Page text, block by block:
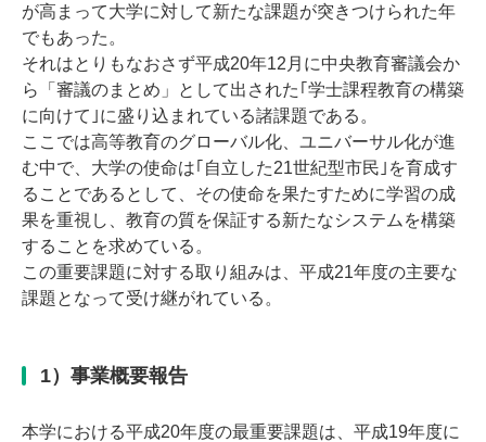
が高まって大学に対して新たな課題が突きつけられた年
でもあった。
それはとりもなおさず平成20年12月に中央教育審議会か
ら「審議のまとめ」として出された｢学士課程教育の構築
に向けて｣に盛り込まれている諸課題である。
ここでは高等教育のグローバル化、ユニバーサル化が進
む中で、大学の使命は｢自立した21世紀型市民｣を育成す
ることであるとして、その使命を果たすために学習の成
果を重視し、教育の質を保証する新たなシステムを構築
することを求めている。
この重要課題に対する取り組みは、平成21年度の主要な
課題となって受け継がれている。
1）事業概要報告
本学における平成20年度の最重要課題は、平成19年度に